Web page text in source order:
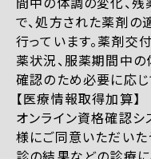
で、処方された薬剤
行っています。薬剤交
薬状況、服薬期間中
確認のため必要に応じ
【医療情報取得加算】
オンライン資格確認シ
様にご同意いただいた